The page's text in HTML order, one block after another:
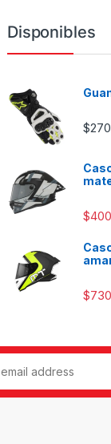
Disponibles
$
$
$